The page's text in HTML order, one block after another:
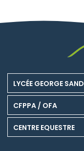
LYCÉE GEORGE SAND
CFPPA / OFA
CENTRE EQUESTRE